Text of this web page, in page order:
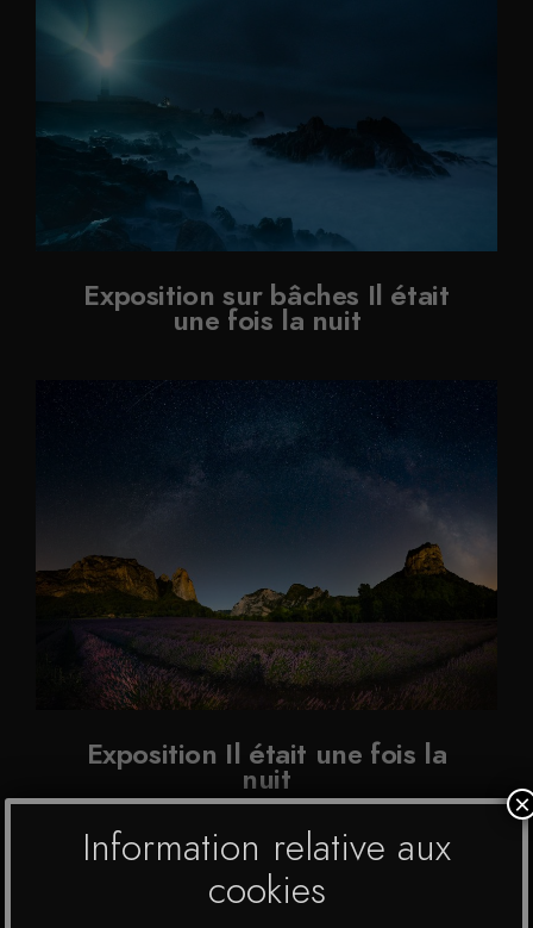
Exposition sur bâches Il était
une fois la nuit
Exposition Il était une fois la
nuit
Information relative aux
cookies
×